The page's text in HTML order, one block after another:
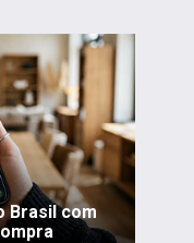
Brasil com